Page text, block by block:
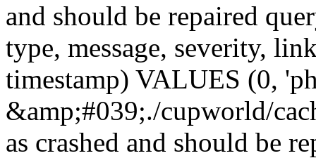
and should be repaired
type, message, severity,
timestamp) VALUES (0,
&amp;#039;./cupworld/
as crashed and should be